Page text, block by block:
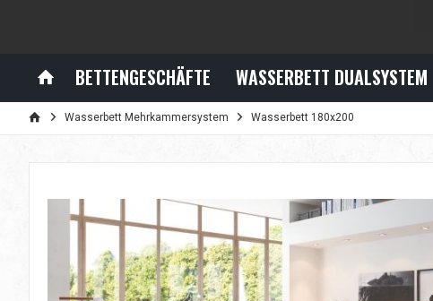
BETTENGESCHÄFTE WASSERBETT DUALSYSTEM
Wasserbett Mehrkammersystem Wasserbett 180x200